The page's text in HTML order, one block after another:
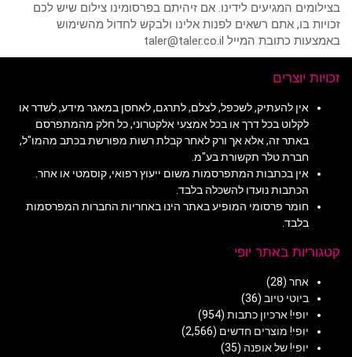
בצילומים המגיעים לידינו. אם זיהיתם בפרסומינו צילום שיש לכם
זכויות בו, אתם רשאים לפנות אלינו ולבקש לחדול מהשימוש
באמצעות כתובת המייל taler@taler.co.il
זכויות יוצרים
אין להעתיק, לשכפל, לצלם, לתרגם, לאחסן במאגר מידע, לשדר או
לקלוט בכל דרך או בכל אמצעי אלקטרוני, כל חלק מהמתפרסם
באתר זה, אלא אך ורק לאחר קבלת רשות מפורשת בכתב מהמו"ל,
חברת טלר תקשורת בע"מ.
אין בכתבות המתפרסמות משום ייעוץ רפואי, קוסמטי או אחר.
הכתבות נועדו להשכלה בלבד.
חומר פרסומי המופיע באתר הינו באחריות החברות המפרסמות
בלבד.
קטגוריות באתר יופי
אחר (28)
ביוטי טיוב (36)
יופי! ארכיון כתבות (954)
יופי! מוצרים חדשים (2,566)
יופי! של אופנה (35)